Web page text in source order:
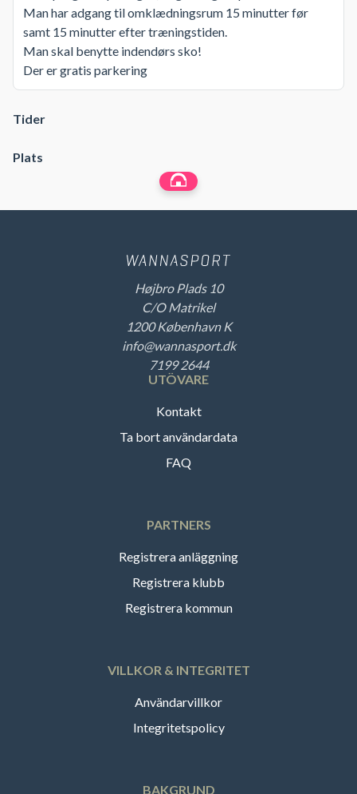
Man har adgang til omklædningsrum 15 minutter før
samt 15 minutter efter træningstiden.
Man skal benytte indendørs sko!
Der er gratis parkering
Tider
Plats
Højbro Plads 10
C/O Matrikel
1200 København K
info@wannasport.dk
7199 2644
UTÖVARE
Kontakt
Ta bort användardata
FAQ
PARTNERS
Registrera anläggning
Registrera klubb
Registrera kommun
VILLKOR & INTEGRITET
Användarvillkor
Integritetspolicy
BAKGRUND